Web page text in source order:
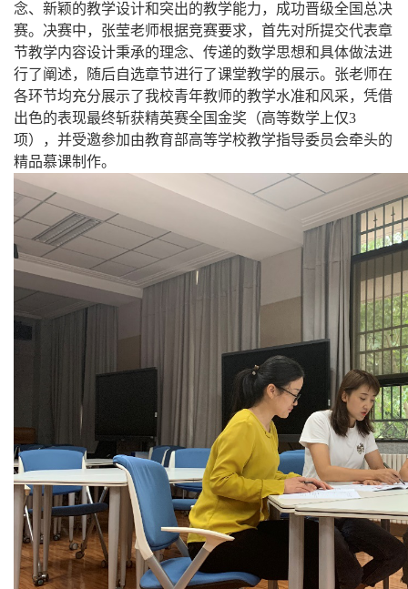
念、新颖的教学设计和突出的教学能力，成功晋级全国总决
赛。决赛中，张莹老师根据竞赛要求，首先对所提交代表章
节教学内容设计秉承的理念、传递的数学思想和具体做法进
行了阐述，随后自选章节进行了课堂教学的展示。张老师在
各环节均充分展示了我校青年教师的教学水准和风采，凭借
出色的表现最终斩获精英赛全国金奖（高等数学上仅3
项），并受邀参加由教育部高等学校教学指导委员会牵头的
精品慕课制作。